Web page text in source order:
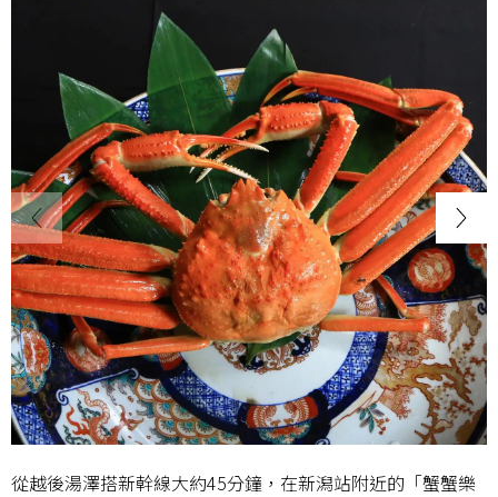
從越後湯澤搭新幹線大約45分鐘，在新潟站附近的「蟹蟹樂